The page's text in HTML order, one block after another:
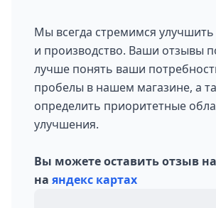
Мы всегда стремимся
и производство. Ваши отзывы
лучше понять ваши
пробелы в нашем магазине, а
определить приоритетные
улучшения.
Вы можете оставить отзыв
на яндекс картах